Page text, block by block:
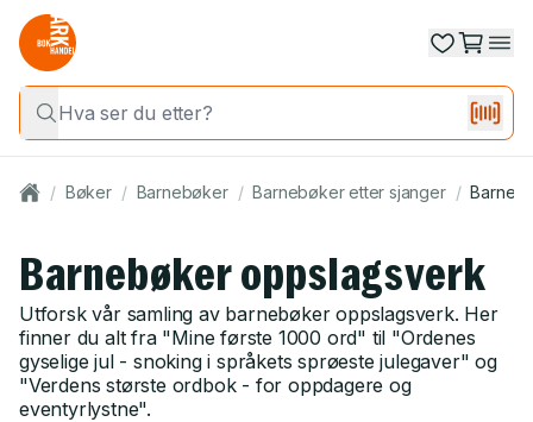
/ Bøker / Barnebøker / Barnebøker etter sjanger /
Barnebøker oppslagsverk
Utforsk vår samling av barnebøker oppslagsverk. Her
finner du alt fra "Mine første 1000 ord" til "Ordenes
gyselige jul - snoking i språkets sprøeste julegaver" og
"Verdens største ordbok - for oppdagere og
eventyrlystne".